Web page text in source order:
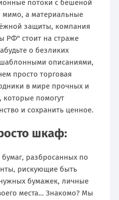
потоки с бешеной
мимо, а материальные
защиты, компания
РФ" стоит на страже
о безликих
шаблонными описаниями,
просто торговая
в мире прочных и
помогут
и сохранить ценное.
шкаф:
бумаг, разбросанных по
рискующие быть
бумажек, личные
места… Знакомо? Мы